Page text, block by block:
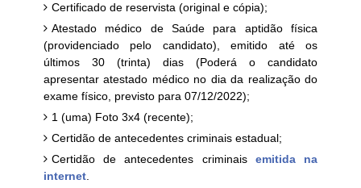
Certificado de reservista (original e cópia);
Atestado médico de Saúde para aptidão física
(providenciado pelo candidato), emitido até os
últimos 30 (trinta) dias (Poderá o candidato
apresentar atestado médico no dia da realização do
exame físico, previsto para 07/12/2022);
1 (uma) Foto 3x4 (recente);
Certidão de antecedentes criminais estadual;
Certidão de antecedentes criminais emitida na
internet.